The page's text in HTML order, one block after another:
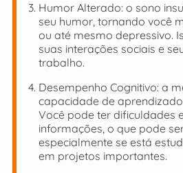
Humor Alterado: o sono
seu humor, tornando você
ou até mesmo depressivo.
suas interações sociais e
trabalho.
Desempenho Cognitivo: a
capacidade de
Você pode ter dificuldades
informações, o que pode
especialmente se está
em projetos importantes.